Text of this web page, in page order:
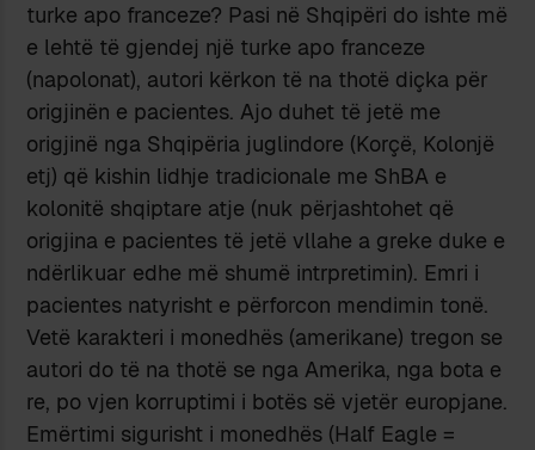
turke apo franceze? Pasi në Shqipëri do ishte më
e lehtë të gjendej një turke apo franceze
(napolonat), autori kërkon të na thotë diçka për
origjinën e pacientes. Ajo duhet të jetë me
origjinë nga Shqipëria juglindore (Korçë, Kolonjë
etj) që kishin lidhje tradicionale me ShBA e
kolonitë shqiptare atje (nuk përjashtohet që
origjina e pacientes të jetë vllahe a greke duke e
ndërlikuar edhe më shumë intrpretimin). Emri i
pacientes natyrisht e përforcon mendimin tonë.
Vetë karakteri i monedhës (amerikane) tregon se
autori do të na thotë se nga Amerika, nga bota e
re, po vjen korruptimi i botës së vjetër europjane.
Emërtimi sigurisht i monedhës (Half Eagle =